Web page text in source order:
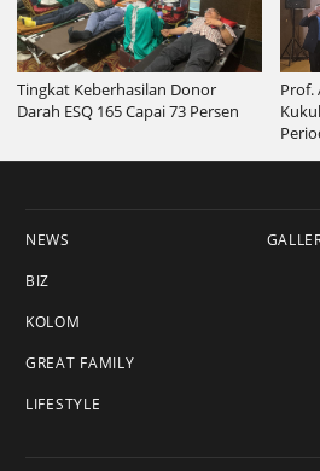
Tingkat Keberhasilan Donor
Darah ESQ 165 Capai 73 Persen
Prof.
NEWS
BIZ
KOLOM
GREAT FAMILY
LIFESTYLE